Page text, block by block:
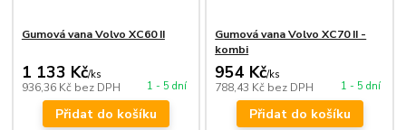
Gumová vana Volvo XC60 II
1 133 Kč/ks
936,36 Kč bez DPH 1 - 5 dní
Přidat do košíku
Gumová vana Volvo XC70 II -
kombi
954 Kč/ks
788,43 Kč bez DPH 1 - 5 dní
Přidat do košíku